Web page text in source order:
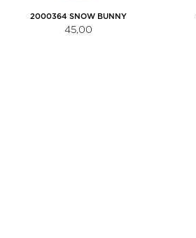
2000364 SNOW BUNNY
45,00